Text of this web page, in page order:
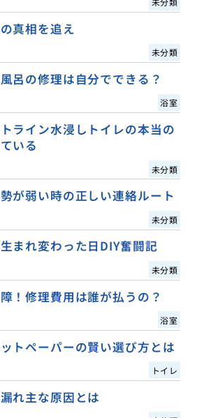
真相を追え
未分類
呂の修理は自分でできる？
浴室
ライン水浸しトイレの本当の
いる
未分類
が弱い時の正しい連絡ルート
未分類
まれ変わった日DIY奮闘記
未分類
！修理費用は誰が払うの？
浴室
トペーパーの賢い選び方とは
トイレ
れ主な原因とは